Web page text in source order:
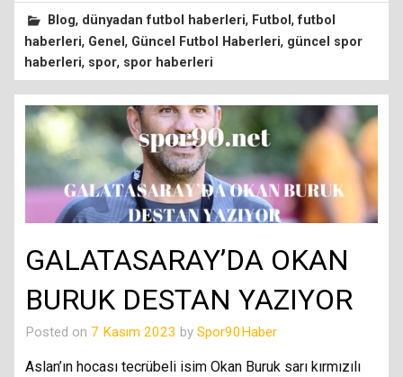
Blog, dünyadan futbol haberleri, Futbol,futbol
haberleri, Genel, Güncel Futbol Haberleri, güncel spor
haberleri, spor, spor haberleri
GALATASARAY’DA OKAN
BURUK DESTAN YAZIYOR
Posted on 7 Kasım 2023 by Spor90Haber
Aslan’ın hocası tecrübeli isim Okan Buruk sarı kırmızılı